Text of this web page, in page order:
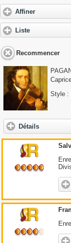
Affiner
Liste
Recommencer
Style :
Détails